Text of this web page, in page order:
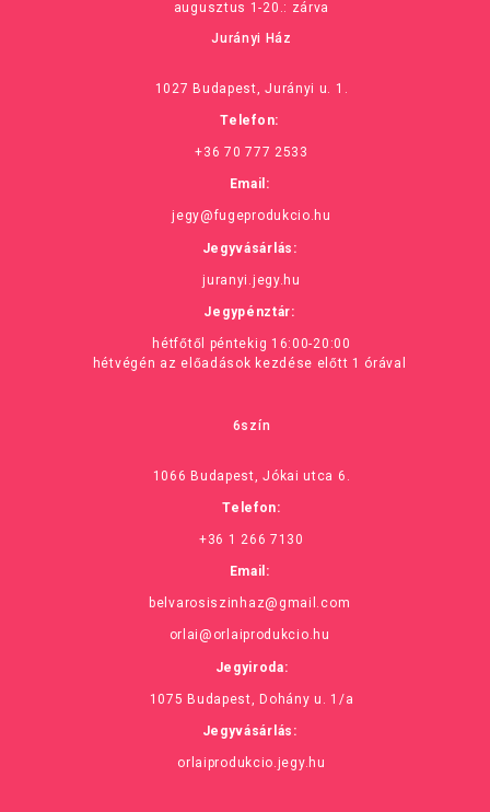
augusztus 1-20.: zárva
Jurányi Ház
1027 Budapest, Jurányi u. 1.
Telefon:
+36 70 777 2533
Email:
jegy@fugeprodukcio.hu
Jegyvásárlás:
juranyi.jegy.hu
Jegypénztár:
hétfőtől péntekig 16:00-20:00
hétvégén az előadások kezdése előtt 1 órával
6szín
1066 Budapest, Jókai utca 6.
Telefon:
+36 1 266 7130
Email:
belvarosiszinhaz@gmail.com
orlai@orlaiprodukcio.hu
Jegyiroda:
1075 Budapest, Dohány u. 1/a
Jegyvásárlás:
orlaiprodukcio.jegy.hu